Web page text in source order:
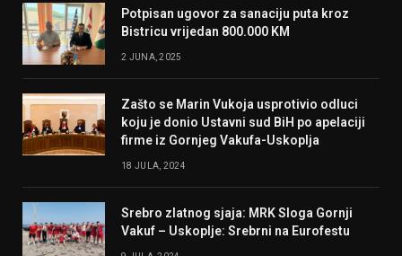
Potpisan ugovor za sanaciju puta kroz
Bistricu vrijedan 800.000 KM
2 JUNA, 2025
Zašto se Marin Vukoja usprotivio odluci
koju je donio Ustavni sud BiH po apelaciji
firme iz Gornjeg Vakufa-Uskoplja
18 JULA, 2024
Srebro zlatnog sjaja: MRK Sloga Gornji
Vakuf – Uskoplje: Srebrni na Eurofestu